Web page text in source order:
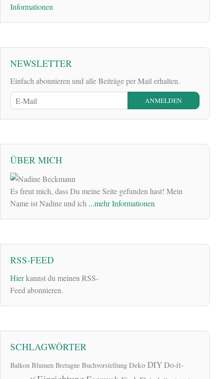
Informationen
NEWSLETTER
Einfach abonnieren und alle Beiträge per Mail erhalten.
ÜBER MICH
Es freut mich, dass Du meine Seite gefunden hast! Mein
Name ist Nadine und ich ...mehr Informationen
RSS-FEED
Hierkannst du meinen RSS-
Feed abonnieren.
SCHLAGWÖRTER
Balkon Blumen Bretagne Buchvorstellung Deko DIYDo-it-